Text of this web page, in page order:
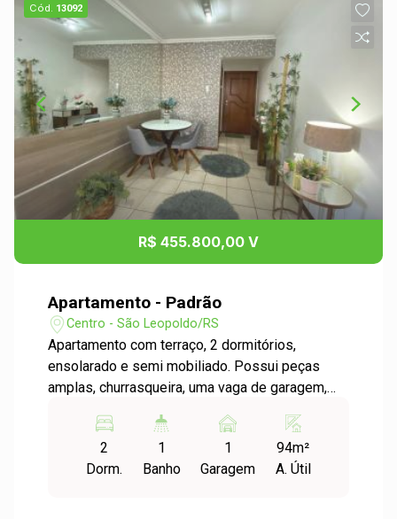
Cód. 13092
R$ 455.800,00 V
Apartamento - Padrão
Centro - São Leopoldo/RS
Apartamento com terraço, 2 dormitórios,
ensolarado e semi mobiliado. Possui peças
amplas, churrasqueira, uma vaga de garagem,
conferir!
2
Dorm.
1
Banho
1
Garagem
94m²
A. Útil